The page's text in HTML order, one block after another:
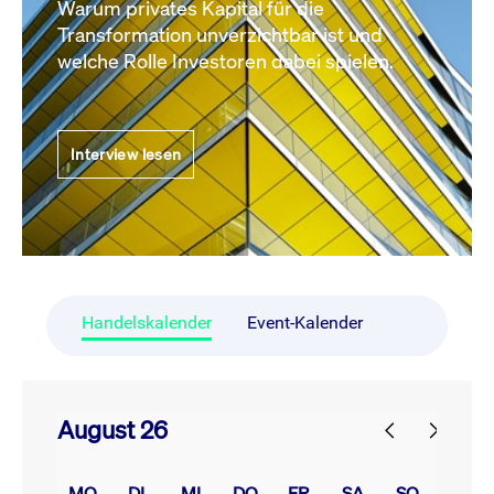
Warum privates Kapital für die
Transformation unverzichtbar ist und
welche Rolle Investoren dabei spielen.
Interview lesen
Handelskalender Event-Kalender
August 26